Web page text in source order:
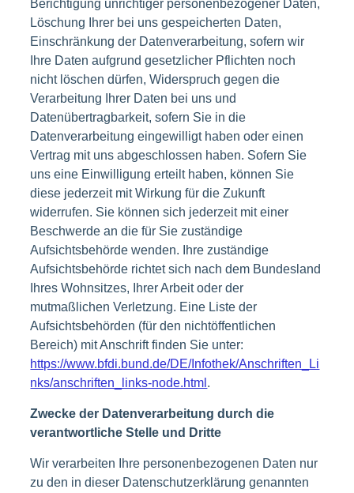
Berichtigung unrichtiger personenbezogener Daten,
Löschung Ihrer bei uns gespeicherten Daten,
Einschränkung der Datenverarbeitung, sofern wir
Ihre Daten aufgrund gesetzlicher Pflichten noch
nicht löschen dürfen, Widerspruch gegen die
Verarbeitung Ihrer Daten bei uns und
Datenübertragbarkeit, sofern Sie in die
Datenverarbeitung eingewilligt haben oder einen
Vertrag mit uns abgeschlossen haben. Sofern Sie
uns eine Einwilligung erteilt haben, können Sie
diese jederzeit mit Wirkung für die Zukunft
widerrufen. Sie können sich jederzeit mit einer
Beschwerde an die für Sie zuständige
Aufsichtsbehörde wenden. Ihre zuständige
Aufsichtsbehörde richtet sich nach dem Bundesland
Ihres Wohnsitzes, Ihrer Arbeit oder der
mutmaßlichen Verletzung. Eine Liste der
Aufsichtsbehörden (für den nichtöffentlichen
Bereich) mit Anschrift finden Sie unter:
https://www.bfdi.bund.de/DE/Infothek/Anschriften_Li
nks/anschriften_links-node.html .
Zwecke der Datenverarbeitung durch die
verantwortliche Stelle und Dritte
Wir verarbeiten Ihre personenbezogenen Daten nur
zu den in dieser Datenschutzerklärung genannten